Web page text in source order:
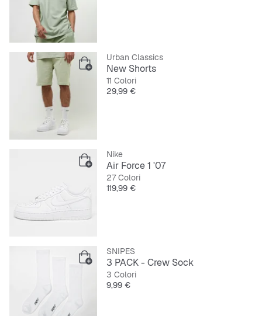
Urban Classics
New Shorts
11 Colori
Prezzo
29,99 €
Nike
Air Force 1 '07
27 Colori
Prezzo
119,99 €
SNIPES
3 PACK - Crew Sock
3 Colori
Prezzo
9,99 €